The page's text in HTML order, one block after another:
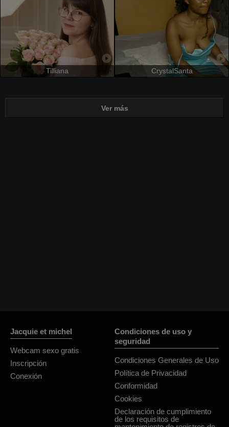
Tilliana CrystalSanta
Ver más
Jacquie et michel
Webcam sexo gratis
Inscripción
Conexión
Condiciones de uso y
seguridad
Condiciones Generales de Uso
Política de Privacidad
Conformidad
Cookies
Declaración de cumplimiento
de los requisitos de